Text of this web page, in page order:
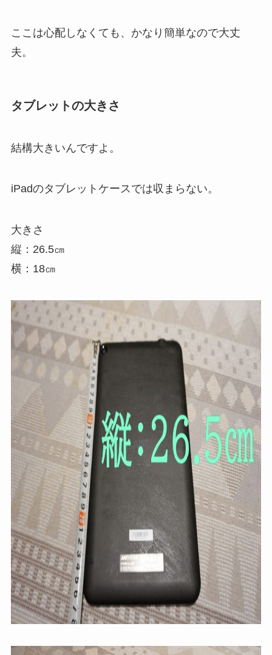
ここは心配しなくても、かなり簡単なので大丈
夫。
タブレットの大きさ
結構大きいんですよ。
iPadのタブレットケースでは収まらない。
大きさ
縦：26.5㎝
横：18㎝